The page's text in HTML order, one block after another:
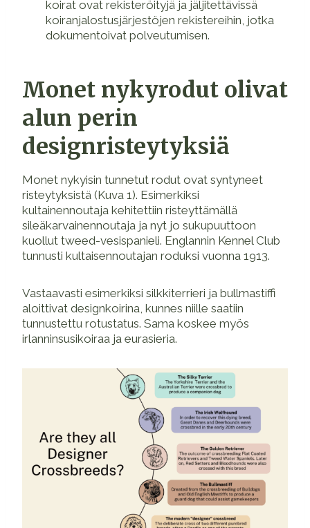
koirat ovat rekisteröityjä ja jäljitettävissä
koiranjalostusjärjestöjen rekistereihin, jotka
dokumentoivat polveutumisen.
Monet nykyrodut olivat
alun perin
designristeytyksiä
Monet nykyisin tunnetut rodut ovat syntyneet
risteytyksistä (Kuva 1). Esimerkiksi
kultainennoutaja kehitettiin risteyttämällä
sileäkarvainennoutaja ja nyt jo sukupuuttoon
kuollut tweed-vesispanieli. Englannin Kennel Club
tunnusti kultaisennoutajan roduksi vuonna 1913.
Vastaavasti esimerkiksi silkkiterrieri ja bullmastiffi
aloittivat designkoirina, kunnes niille saatiin
tunnustettu rotustatus. Sama koskee myös
irlanninsusikoiraa ja eurasieria.